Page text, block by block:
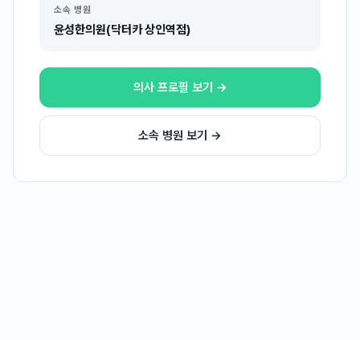
소속 병원
윤성한의원(닥터카 상인역점)
의사 프로필 보기 →
소속 병원 보기 →